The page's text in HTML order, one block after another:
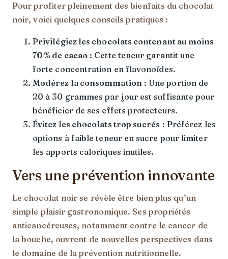
Pour profiter pleinement des bienfaits du chocolat
noir, voici quelques conseils pratiques :
Privilégiez les chocolats contenant au moins
70 % de cacao : Cette teneur garantit une
forte concentration en flavonoïdes.
Modérez la consommation: Une portion de
20 à 30 grammes par jour est suffisante pour
bénéficier de ses effets protecteurs.
Évitez les chocolats trop sucrés : Préférez les
options à faible teneur en sucre pour limiter
les apports caloriques inutiles.
Vers une prévention innovante
Le chocolat noir se révèle être bien plus qu’un
simple plaisir gastronomique. Ses propriétés
anticancéreuses, notamment contre le cancer de
la bouche, ouvrent de nouvelles perspectives dans
le domaine de la prévention nutritionnelle.